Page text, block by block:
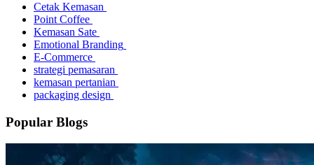
Cetak Kemasan
Point Coffee
Kemasan Sate
Emotional Branding
E-Commerce
strategi pemasaran
kemasan pertanian
packaging design
Popular Blogs